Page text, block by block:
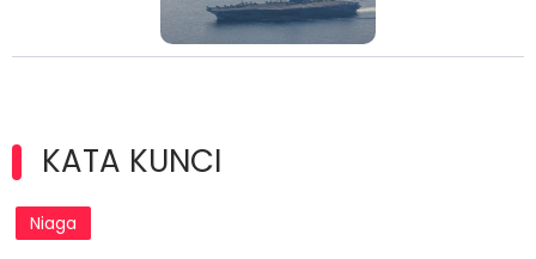
KATA KUNCI
Niaga